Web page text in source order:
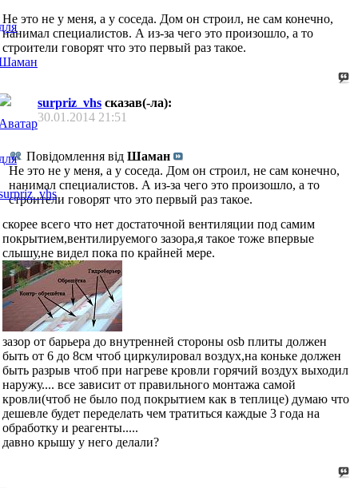
Не это не у меня, а у соседа. Дом он строил, не сам конечно,
нанимал специалистов. А из-за чего это произошло, а то
строители говорят что это первый раз такое.
surpriz_vhs сказав(-ла):
30.01.2014 21:51
Повідомлення від Шаман
Не это не у меня, а у соседа. Дом он строил, не сам конечно,
нанимал специалистов. А из-за чего это произошло, а то
строители говорят что это первый раз такое.
скорее всего что нет достаточной вентиляции под самим
покрытием,вентилируемого зазора,я такое тоже впервые
слышу,не видел пока по крайней мере.
зазор от барьера до внутренней стороны osb плиты должен
быть от 6 до 8см чтоб циркулировал воздух,на коньке должен
быть разрыв чтоб при нагреве кровли горячий воздух выходил
наружу.... все зависит от правильного монтажа самой
кровли(чтоб не было под покрытием как в теплице) думаю что
дешевле будет переделать чем тратиться каждые 3 года на
обработку и реагенты.....
давно крышу у него делали?